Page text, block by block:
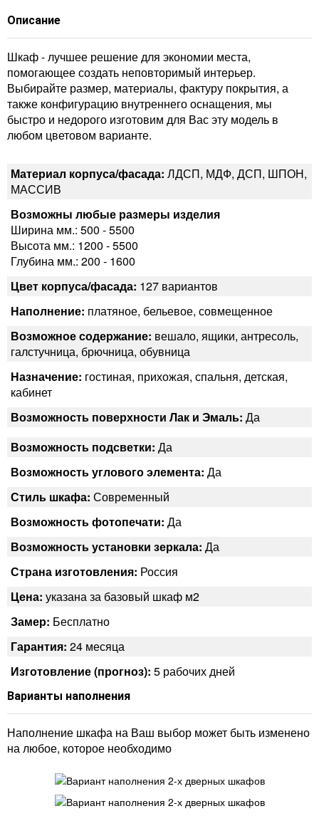
Описание
Шкаф - лучшее решение для экономии места,
помогающее создать неповторимый интерьер.
Выбирайте размер, материалы, фактуру покрытия, а
также конфигурацию внутреннего оснащения, мы
быстро и недорого изготовим для Вас эту модель в
любом цветовом варианте.
Материал корпуса/фасада: ЛДСП, МДФ, ДСП, ШПОН,
МАССИВ
Возможны любые размеры изделия
Ширина мм.: 500 - 5500
Высота мм.: 1200 - 5500
Глубина мм.: 200 - 1600
Цвет корпуса/фасада: 127 вариантов
Наполнение: платяное, бельевое, совмещенное
Возможное содержание: вешало, ящики, антресоль,
галстучница, брючница, обувница
Назначение: гостиная, прихожая, спальня, детская,
кабинет
Возможность поверхности Лак и Эмаль: Да
Возможность подсветки: Да
Возможность углового элемента: Да
Стиль шкафа: Современный
Возможность фотопечати: Да
Возможность установки зеркала: Да
Страна изготовления: Россия
Цена: указана за базовый шкаф м2
Замер: Бесплатно
Гарантия: 24 месяца
Изготовление (прогноз): 5 рабочих дней
Варианты наполнения
Наполнение шкафа на Ваш выбор может быть изменено
на любое, которое необходимо